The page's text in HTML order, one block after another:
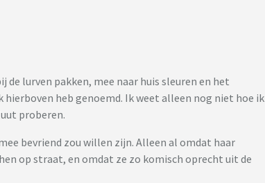
lurven pakken, mee naar huis sleuren en het
heb genoemd. Ik weet alleen nog niet hoe ik
proberen.
bevriend zou willen zijn. Alleen al omdat haar
op straat, en omdat ze zo komisch oprecht uit de